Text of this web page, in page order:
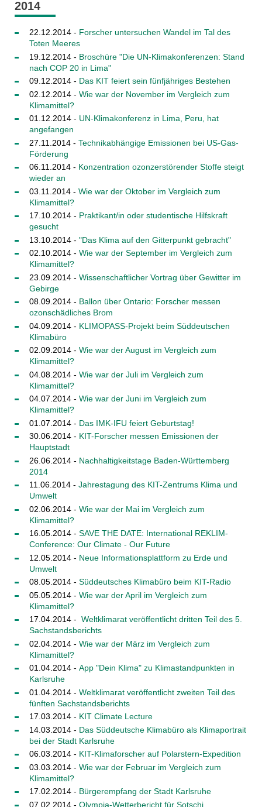
2014
22.12.2014 - Forscher untersuchen Wandel im Tal des
Toten Meeres
19.12.2014 - Broschüre "Die UN-Klimakonferenzen: Stand
nach COP 20 in Lima"
09.12.2014 - Das KIT feiert sein fünfjähriges Bestehen
02.12.2014 - Wie war der November im Vergleich zum
Klimamittel?
01.12.2014 - UN-Klimakonferenz in Lima, Peru, hat
angefangen
27.11.2014 - Technikabhängige Emissionen bei US-Gas-
Förderung
06.11.2014 - Konzentration ozonzerstörender Stoffe steigt
wieder an
03.11.2014 - Wie war der Oktober im Vergleich zum
Klimamittel?
17.10.2014 - Praktikant/in oder studentische Hilfskraft
gesucht
13.10.2014 - "Das Klima auf den Gitterpunkt gebracht"
02.10.2014 - Wie war der September im Vergleich zum
Klimamittel?
23.09.2014 - Wissenschaftlicher Vortrag über Gewitter im
Gebirge
08.09.2014 - Ballon über Ontario: Forscher messen
ozonschädliches Brom
04.09.2014 - KLIMOPASS-Projekt beim Süddeutschen
Klimabüro
02.09.2014 - Wie war der August im Vergleich zum
Klimamittel?
04.08.2014 - Wie war der Juli im Vergleich zum
Klimamittel?
04.07.2014 - Wie war der Juni im Vergleich zum
Klimamittel?
01.07.2014 - Das IMK-IFU feiert Geburtstag!
30.06.2014 - KIT-Forscher messen Emissionen der
Hauptstadt
26.06.2014 - Nachhaltigkeitstage Baden-Württemberg
2014
11.06.2014 - Jahrestagung des KIT-Zentrums Klima und
Umwelt
02.06.2014 - Wie war der Mai im Vergleich zum
Klimamittel?
16.05.2014 - SAVE THE DATE: International REKLIM-
Conference: Our Climate - Our Future
12.05.2014 - Neue Informationsplattform zu Erde und
Umwelt
08.05.2014 - Süddeutsches Klimabüro beim KIT-Radio
05.05.2014 - Wie war der April im Vergleich zum
Klimamittel?
17.04.2014 - Weltklimarat veröffentlicht dritten Teil des 5.
Sachstandsberichts
02.04.2014 - Wie war der März im Vergleich zum
Klimamittel?
01.04.2014 - App "Dein Klima" zu Klimastandpunkten in
Karlsruhe
01.04.2014 - Weltklimarat veröffentlicht zweiten Teil des
fünften Sachstandsberichts
17.03.2014 - KIT Climate Lecture
14.03.2014 - Das Süddeutsche Klimabüro als Klimaportrait
bei der Stadt Karlsruhe
06.03.2014 - KIT-Klimaforscher auf Polarstern-Expedition
03.03.2014 - Wie war der Februar im Vergleich zum
Klimamittel?
17.02.2014 - Bürgerempfang der Stadt Karlsruhe
07.02.2014 - Olympia-Wetterbericht für Sotschi